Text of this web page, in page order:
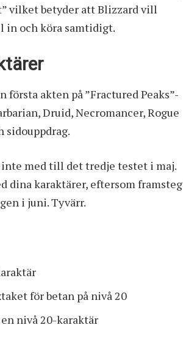
vilket betyder att Blizzard vill
in och köra samtidigt.
akten på ”Fractured Peaks”-
Druid, Necromancer, Rogue
sidouppdrag.
med till det tredje testet i maj.
dina karaktärer, eftersom framsteg
i juni. Tyvärr.
för betan på nivå 20
nivå 20-karaktär